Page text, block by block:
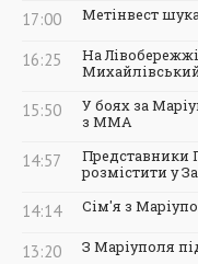
17:00 Метінвест
16:25
На
15:50
У боях за
з ММА
14:57
Представники
розмістити у
14:14 Сім'я з
13:20 З Маріуполя